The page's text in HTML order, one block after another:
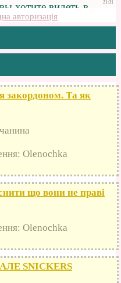
авторизація
закордоном. Та як
Olenochka
що вони не праві
Olenochka
SNICKERS